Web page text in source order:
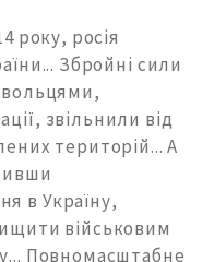
року, росія
Збройні сили
звільнили від
територій... А
в Україну,
військовим
Повномасштабне